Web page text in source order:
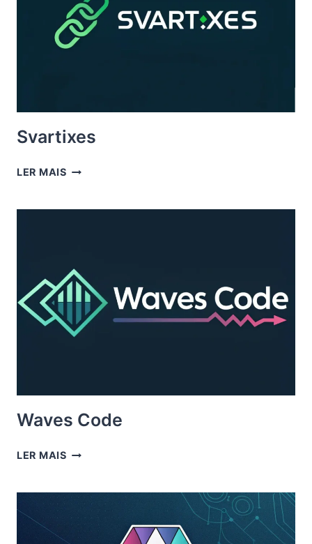
Svartixes
LER MAISSVARTIXES
Waves Code
LER MAISWAVES